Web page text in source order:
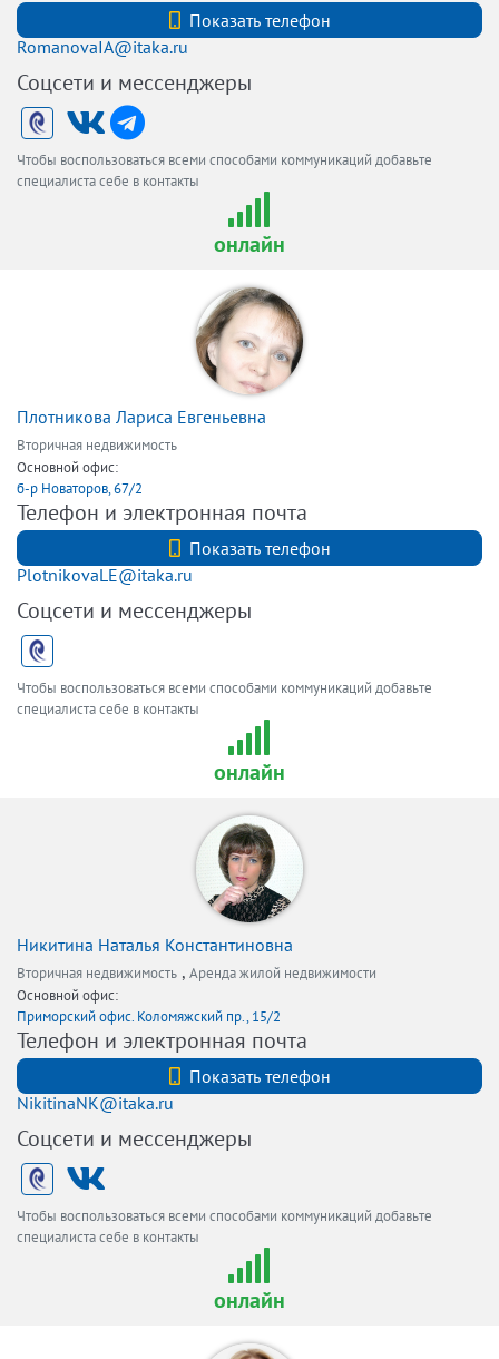
Показать телефон
RomanovaIA@itaka.ru
Соцсети и мессенджеры
Чтобы воспользоваться всеми способами коммуникаций добавьте
специалиста себе в контакты
онлайн
Плотникова Лариса Евгеньевна
Вторичная недвижимость
Основной офис:
б-р Новаторов, 67/2
Телефон и электронная почта
Показать телефон
PlotnikovaLE@itaka.ru
Соцсети и мессенджеры
Чтобы воспользоваться всеми способами коммуникаций добавьте
специалиста себе в контакты
онлайн
Никитина Наталья Константиновна
Вторичная недвижимость , Аренда жилой недвижимости
Основной офис:
Приморский офис. Коломяжский пр., 15/2
Телефон и электронная почта
Показать телефон
NikitinaNK@itaka.ru
Соцсети и мессенджеры
Чтобы воспользоваться всеми способами коммуникаций добавьте
специалиста себе в контакты
онлайн